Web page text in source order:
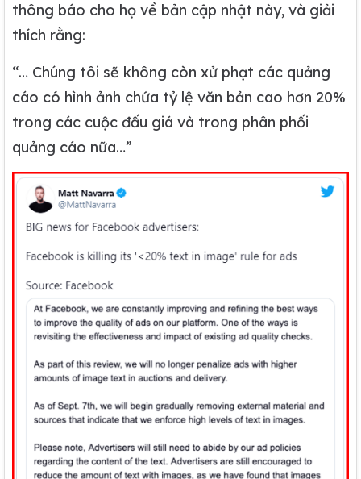
thông báo cho họ về bản cập nhật này, và giải
thích rằng:
“… Chúng tôi sẽ không còn xử phạt các quảng
cáo có hình ảnh chứa tỷ lệ văn bản cao hơn 20%
trong các cuộc đấu giá và trong phân phối
quảng cáo nữa…”